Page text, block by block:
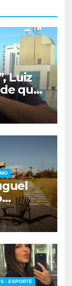
Luiz
que
nova
- ESPORTE